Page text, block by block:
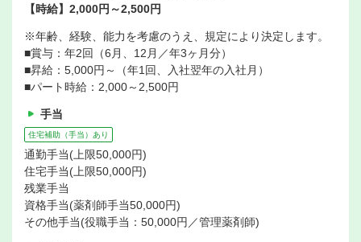
【時給】2,000円～2,500円
※年齢、経験、能力を考慮のうえ、規定により決定します。
■賞与：年2回（6月、12月／年3ヶ月分）
■昇給：5,000円～（年1回、入社翌年の入社月）
■パート時給：2,000～2,500円
手当
住宅補助（手当）あり
通勤手当(上限50,000円)
住宅手当(上限50,000円)
残業手当
資格手当(薬剤師手当50,000円)
その他手当(役職手当：50,000円／管理薬剤師)